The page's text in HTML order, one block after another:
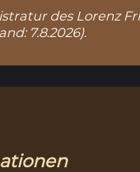
des Lorenz
7.8.2026).